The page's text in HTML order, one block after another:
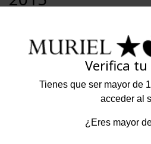
Muriel
Ofreció excelentes
elegancia, así como grandes
Verifica tu
Tienes que ser mayor de
acceder al
¿Eres mayor